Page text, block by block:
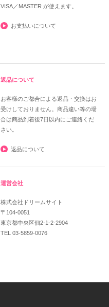
VISA／MASTER が使えます。
お支払いについて
返品について
お客様のご都合による返品・交換はお
受けしておりません。商品違い等の場
合は商品到着後7日以内にご連絡くだ
さい。
返品について
運営会社
株式会社ドリームサイト
〒104-0051
東京都中央区佃2-1-2-2904
TEL 03-5859-0076